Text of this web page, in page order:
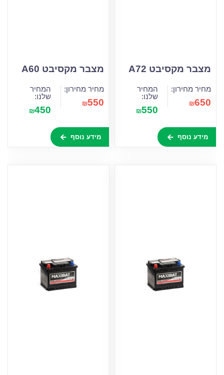
מצבר מקסיבט A72
מחיר מחירון:
₪650
המחיר
שלנו:
₪550
מידע נוסף
מצבר מקסיבט A60
מחיר מחירון:
₪550
המחיר
שלנו:
₪450
מידע נוסף